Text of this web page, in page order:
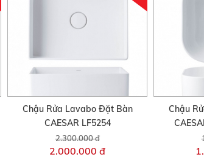
Chậu Rửa Lavabo Đặt Bàn
CAESAR LF5254
2.300.000 đ
2.000.000 đ
Chậu